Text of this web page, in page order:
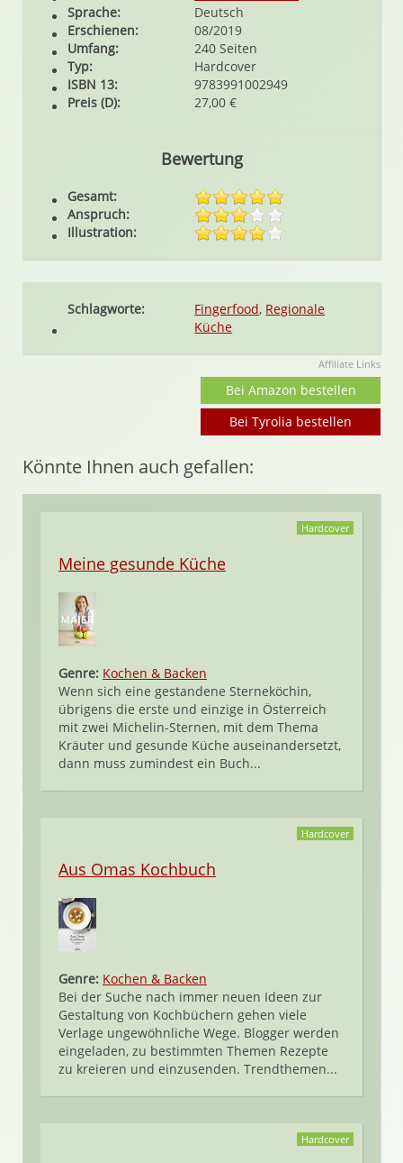
Sprache:
Deutsch
Erschienen:
08/2019
Umfang:
240 Seiten
Typ:
Hardcover
ISBN 13:
9783991002949
Preis (D):
27,00 €
Bewertung
Gesamt:
Anspruch:
Illustration:
Schlagworte: Fingerfood, Regionale
Küche
Affiliate Links
Bei Amazon bestellen
Bei Tyrolia bestellen
Könnte Ihnen auch gefallen:
Hardcover
Meine gesunde Küche
Genre: Kochen & Backen
Wenn sich eine gestandene Sterneköchin,
übrigens die erste und einzige in Österreich
mit zwei Michelin-Sternen, mit dem Thema
Kräuter und gesunde Küche auseinandersetzt,
dann muss zumindest ein Buch...
Hardcover
Aus Omas Kochbuch
Genre: Kochen & Backen
Bei der Suche nach immer neuen Ideen zur
Gestaltung von Kochbüchern gehen viele
Verlage ungewöhnliche Wege. Blogger werden
eingeladen, zu bestimmten Themen Rezepte
zu kreieren und einzusenden. Trendthemen...
Hardcover